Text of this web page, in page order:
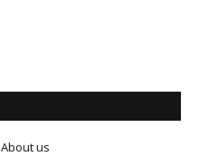
About us